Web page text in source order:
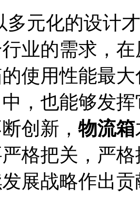
多元化的设计
业的需求，
使用性能最
，也能够发
创新， 物流箱
格把关，严
展战略作出贡